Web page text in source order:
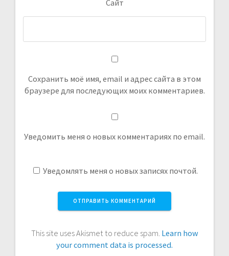
Сайт
Сохранить моё имя, email и адрес сайта в этом
браузере для последующих моих комментариев.
Уведомить меня о новых комментариях по email.
Уведомлять меня о новых записях почтой.
This site uses Akismet to reduce spam. Learn how
your comment data is processed.